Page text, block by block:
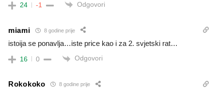
24 -1 Odgovori
miami 8 godine prije
istoija se ponavlja…iste price kao i za 2. svjetski rat…
16 0 Odgovori
Rokokoko 8 godine prije